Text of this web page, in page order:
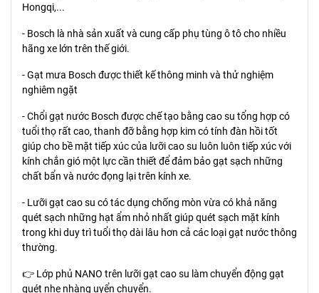
Hongqi,...
- Bosch là nhà sản xuất và cung cấp phụ tùng ô tô cho nhiều
hãng xe lớn trên thế giới.
- Gạt mưa Bosch được thiết kế thông minh và thử nghiệm
nghiêm ngặt
- Chổi gạt nước Bosch được chế tạo bằng cao su tổng hợp có
tuổi thọ rất cao, thanh đỡ bằng hợp kim có tính đàn hồi tốt
giúp cho bề mặt tiếp xúc của lưỡi cao su luôn luôn tiếp xúc với
kính chắn gió một lực cần thiết để đảm bảo gạt sạch những
chất bẩn và nước đọng lại trên kính xe.
- Lưỡi gạt cao su có tác dụng chống mòn vừa có khả năng
quét sạch những hạt ẩm nhỏ nhất giúp quét sạch mặt kính
trong khi duy trì tuổi thọ dài lâu hơn cả các loại gạt nước thông
thường.
👉 Lớp phủ NANO trên lưỡi gạt cao su làm chuyển động gạt
quét nhẹ nhàng uyển chuyển.